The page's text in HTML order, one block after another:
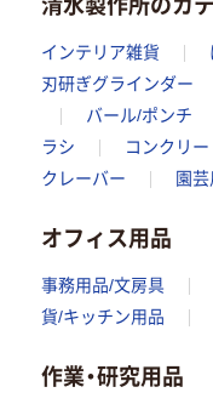
インテリア雑貨
刃研ぎグラインダー
バール/ポンチ
ラシ
コンクリ
クレーバー
園
オフィス用品
事務用品/文房具
貨/キッチン用品
作業・研究用品